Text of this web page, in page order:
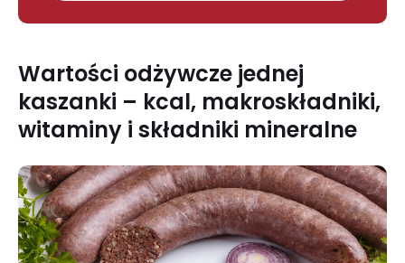
Wartości odżywcze jednej
kaszanki – kcal, makroskładniki,
witaminy i składniki mineralne